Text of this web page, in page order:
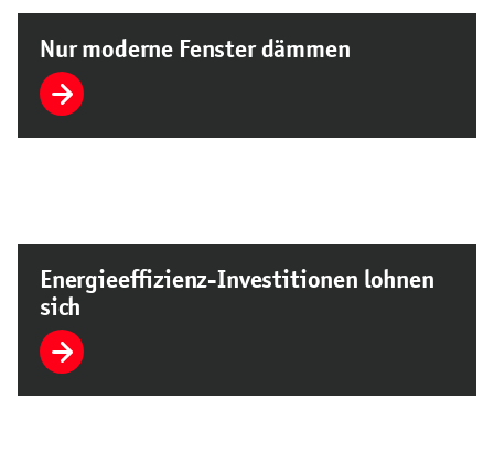
Nur moderne Fenster dämmen
Energieeffizienz-Investitionen lohnen
sich